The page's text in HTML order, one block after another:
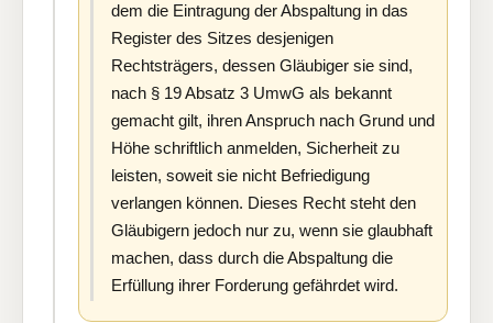
dem die Eintragung der Abspaltung in das
Register des Sitzes desjenigen
Rechtsträgers, dessen Gläubiger sie sind,
nach § 19 Absatz 3 UmwG als bekannt
gemacht gilt, ihren Anspruch nach Grund und
Höhe schriftlich anmelden, Sicherheit zu
leisten, soweit sie nicht Befriedigung
verlangen können. Dieses Recht steht den
Gläubigern jedoch nur zu, wenn sie glaubhaft
machen, dass durch die Abspaltung die
Erfüllung ihrer Forderung gefährdet wird.